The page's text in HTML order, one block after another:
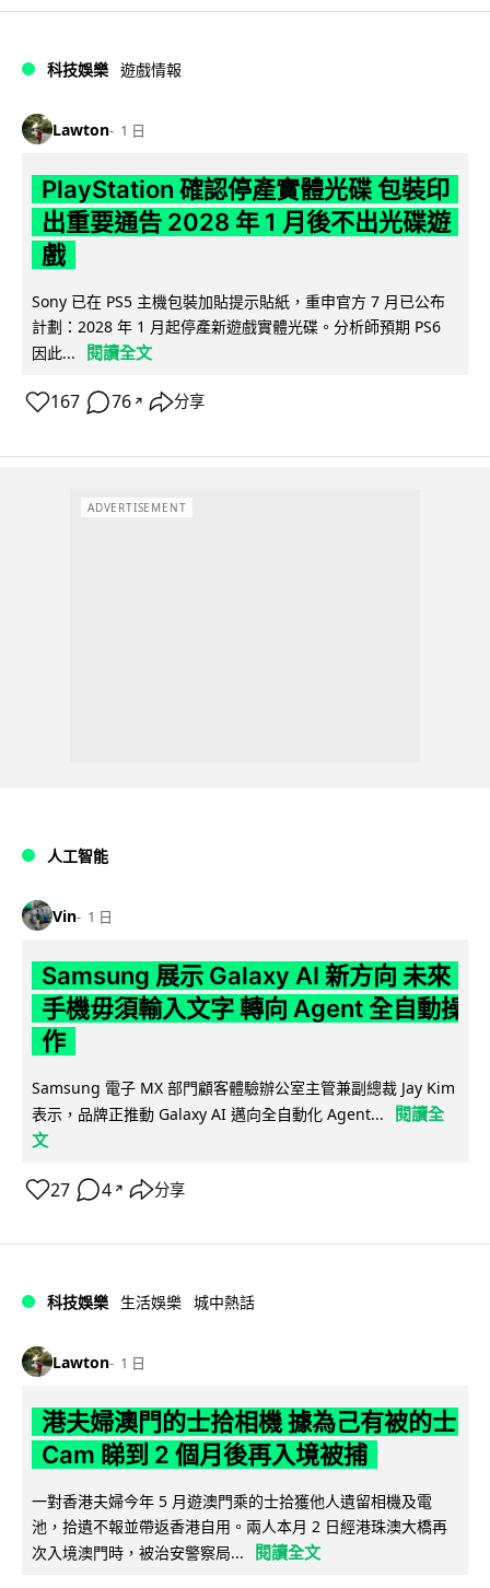
科技娛樂 遊戲情報
Lawton 1 日
PlayStation 確認停產實體光碟 包裝印
出重要通告 2028 年 1 月後不出光碟遊
戲
Sony 已在 PS5 主機包裝加貼提示貼紙，重申官方 7 月已公布
計劃：2028 年 1 月起停產新遊戲實體光碟。分析師預期 PS6
因此...
閱讀全文
167 76 ↗ 分享
ADVERTISEMENT
人工智能
Vin 1 日
Samsung 展示 Galaxy AI 新方向 未來
手機毋須輸入文字 轉向 Agent 全自動操
作
Samsung 電子 MX 部門顧客體驗辦公室主管兼副總裁 Jay Kim
表示，品牌正推動 Galaxy AI 邁向全自動化 Agent...
閱讀全
文
27 4 ↗ 分享
科技娛樂 生活娛樂 城中熱話
Lawton 1 日
港夫婦澳門的士拾相機 據為己有被的士
Cam 睇到 2 個月後再入境被捕
一對香港夫婦今年 5 月遊澳門乘的士拾獲他人遺留相機及電
池，拾遺不報並帶返香港自用。兩人本月 2 日經港珠澳大橋再
次入境澳門時，被治安警察局...
閱讀全文